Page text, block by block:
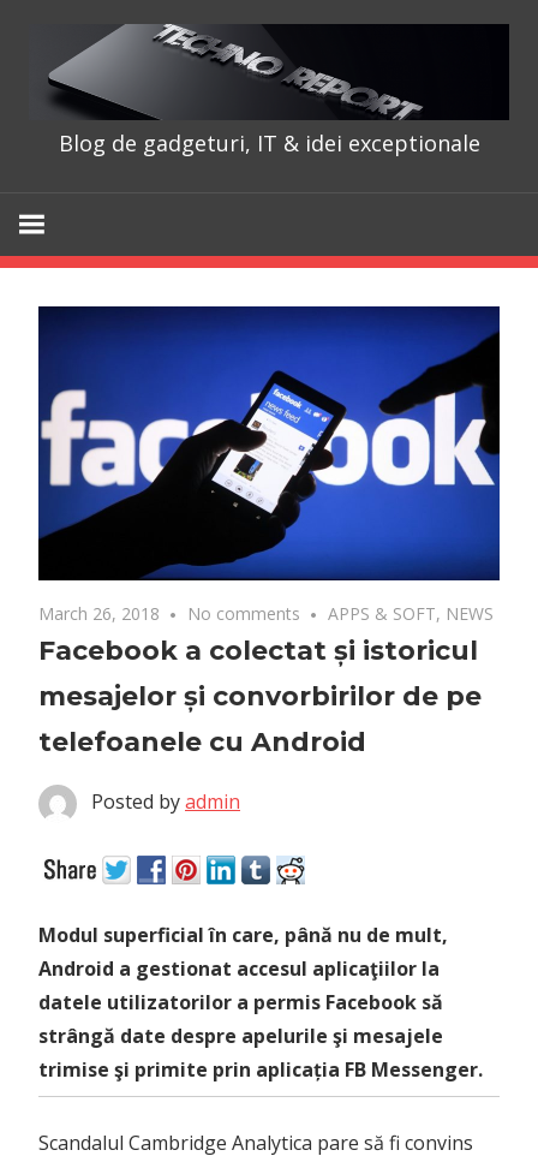
content
Blog de gadgeturi, IT & idei exceptionale
March 26, 2018 No comments APPS & SOFT, NEWS
Facebook a colectat și istoricul
mesajelor și convorbirilor de pe
telefoanele cu Android
Posted byadmin
Modul superficial în care, până nu de mult,
Android a gestionat accesul aplicaţiilor la
datele utilizatorilor a permis Facebook să
strângă date despre apelurile şi mesajele
trimise şi primite prin aplicația FB Messenger.
Scandalul Cambridge Analytica pare să fi convins